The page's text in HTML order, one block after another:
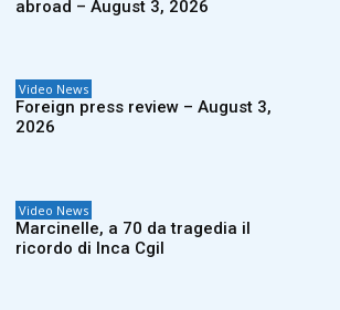
abroad – August 3, 2026
Video News
Foreign press review – August 3,
2026
Video News
Marcinelle, a 70 da tragedia il
ricordo di Inca Cgil